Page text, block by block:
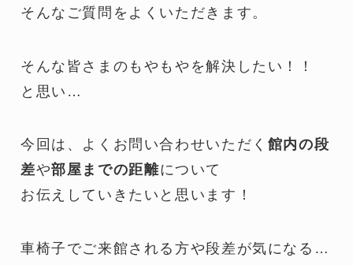
そんなご質問をよくいただきます。
そんな皆さまのもやもやを解決したい！！
と思い…
今回は、よくお問い合わせいただく 館内の段
差や部屋までの距離について
お伝えしていきたいと思います！
車椅子でご来館される方や段差が気になる…